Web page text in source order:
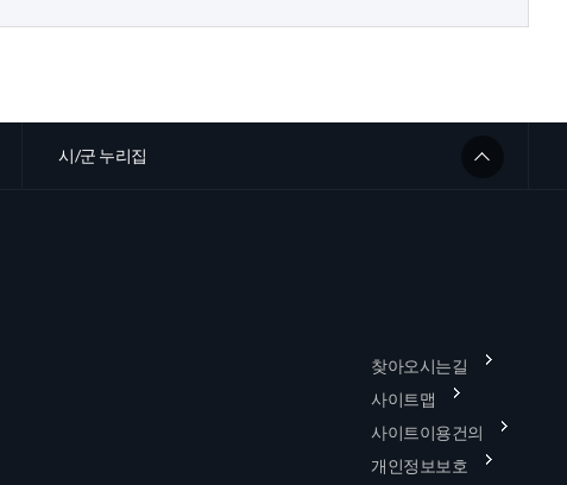
시/군 누리집
찾아오시는길
사이트맵
사이트이용건의
개인정보보호